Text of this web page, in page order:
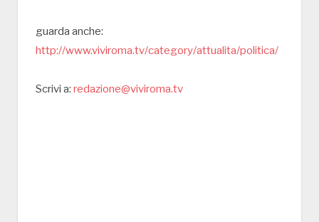
guarda anche:
http://www.viviroma.tv/category/attualita/politica/
Scrivi a: redazione@viviroma.tv